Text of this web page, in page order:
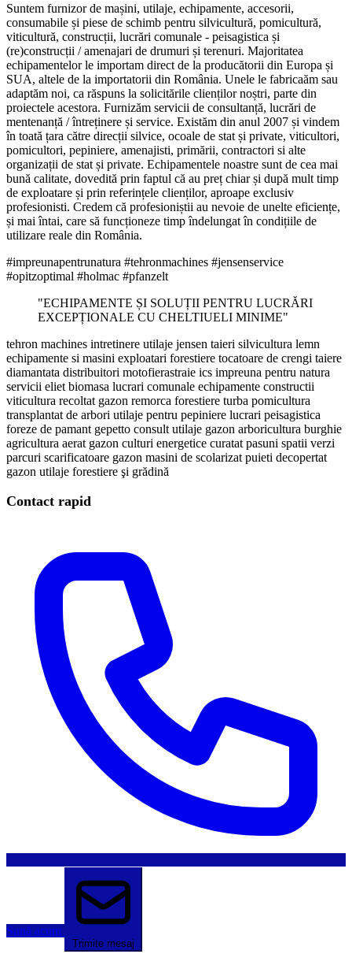
Suntem furnizor de mașini, utilaje, echipamente, accesorii,
consumabile și piese de schimb pentru silvicultură, pomicultură,
viticultură, construcții, lucrări comunale - peisagistica și
(re)construcții / amenajari de drumuri și terenuri. Majoritatea
echipamentelor le importam direct de la producătorii din Europa și
SUA, altele de la importatorii din România. Unele le fabricaăm sau
adaptăm noi, ca răspuns la solicitările clienților noștri, parte din
proiectele acestora. Furnizăm servicii de consultanță, lucrări de
mentenanță / întreținere și service. Existăm din anul 2007 și vindem
în toată țara către direcții silvice, ocoale de stat și private, viticultori,
pomicultori, pepiniere, amenajisti, primării, contractori si alte
organizații de stat și private. Echipamentele noastre sunt de cea mai
bună calitate, dovedită prin faptul că au preț chiar și după mult timp
de exploatare și prin referințele clienților, aproape exclusiv
profesionisti. Credem că profesioniștii au nevoie de unelte eficiențe,
și mai întai, care să funcționeze timp îndelungat în condițiile de
utilizare reale din România.
#impreunapentrunatura #tehronmachines #jensenservice
#opitzoptimal #holmac #pfanzelt
"ECHIPAMENTE ȘI SOLUȚII PENTRU LUCRĂRI
EXCEPȚIONALE CU CHELTIUELI MINIME"
tehron machines intretinere utilaje jensen taieri silvicultura lemn
echipamente si masini exploatari forestiere tocatoare de crengi taiere
diamantata distribuitori motofierastraie ics impreuna pentru natura
servicii eliet biomasa lucrari comunale echipamente constructii
viticultura recoltat gazon remorca forestiere turba pomicultura
transplantat de arbori utilaje pentru pepiniere lucrari peisagistica
foreze de pamant gepetto consult utilaje gazon arboricultura burghie
agricultura aerat gazon culturi energetice curatat pasuni spatii verzi
parcuri scarificatoare gazon masini de scolarizat puieti decopertat
gazon utilaje forestiere şi grădină
Contact rapid
Sună acum
Trimite mesaj